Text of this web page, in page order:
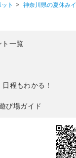
ト 神奈川県の夏休み
一覧
程もわかる！
び場ガイド